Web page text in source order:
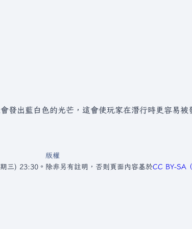
發出藍白色的光芒，這會使玩家在潛行時更容易
三) 23:30。
版權
除非另有註明，否則頁面內容基於CC BY-SA